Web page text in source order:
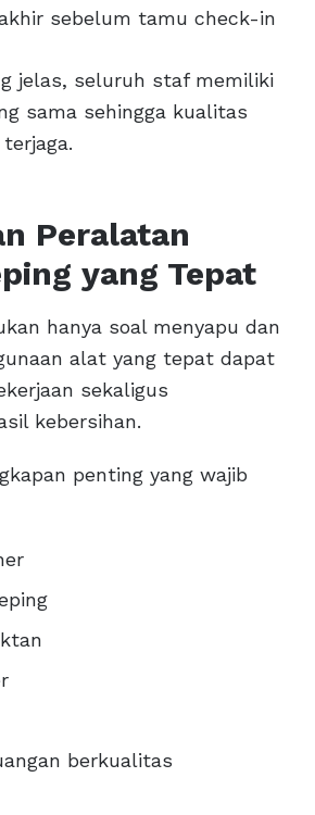
sebelum tamu check-in
jelas, seluruh staf memiliki
sama sehingga kualitas
Peralatan
yang Tepat
hanya soal menyapu dan
alat yang tepat dapat
sekaligus
kebersihan.
penting yang wajib
berkualitas